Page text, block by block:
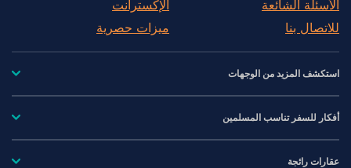
الأسئلة الشائعة
للاتصال بنا
الإكسترانت
ميزات حصرية
استكشف المزيد من الوجهات
أفكار للسفر تناسب المسلمين
عقارات رائجة